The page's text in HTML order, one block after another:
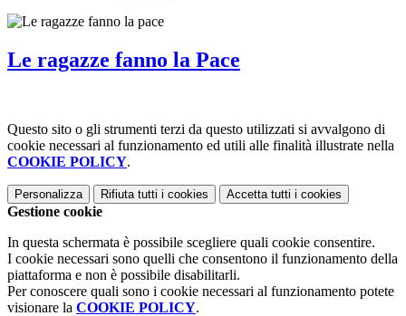
Le ragazze fanno la Pace
Questo sito o gli strumenti terzi da questo utilizzati si avvalgono di
cookie necessari al funzionamento ed utili alle finalità illustrate nella
COOKIE POLICY.
Personalizza Rifiuta tutti i cookies Accetta tutti i cookies
Gestione cookie
In questa schermata è possibile scegliere quali cookie consentire.
I cookie necessari sono quelli che consentono il funzionamento della
piattaforma e non è possibile disabilitarli.
Per conoscere quali sono i cookie necessari al funzionamento potete
visionare la COOKIE POLICY.